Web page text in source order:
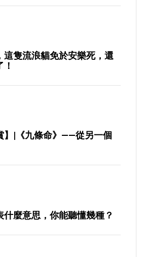
這隻流浪貓免於安樂死，還
】|《九條命》——從另一個
什麼意思，你能聽懂幾種？